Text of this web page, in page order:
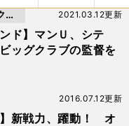
ンド】マンＵ、シテ
ッグクラブの監督を
2021.03.12更新
ー
】新戦力、躍動！ オ
2016.07.12更新